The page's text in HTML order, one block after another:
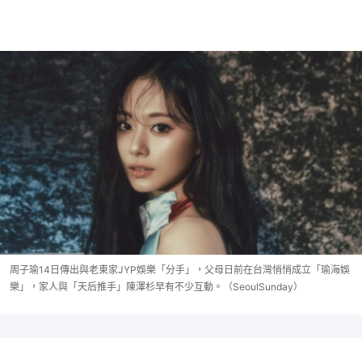
周子瑜14日傳出與老東家JYP娛樂「分手」，父母日前在台灣悄悄成立「瑜海娛
樂」，家人與「天后推手」陳澤杉早有不少互動。（SeoulSunday）